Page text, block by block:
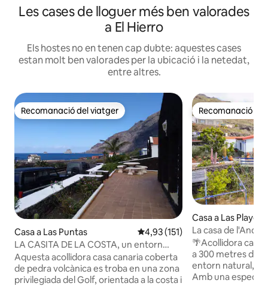
Les cases de lloguer més ben valorades
a El Hierro
Els hostes no en tenen cap dubte: aquestes cases
estan molt ben valorades per la ubicació i la netedat,
entre altres.
Recomanació del viatger
Recomanació del viatger
Casa a Las Puntas 4,93 de puntuació mitjana d'un
4,93 (151)
LA CASITA DE LA COSTA, un entorn
paradisíac.
Aquesta acollidora casa canaria coberta
de pedra volcànica es troba en una zona
privilegiada del Golf, orientada a la costa i
Recomanació
Recomanació
Casa a Las
La casa de
🌴Acollidora casa
a 300 metres de
entorn natural, és
Amb una